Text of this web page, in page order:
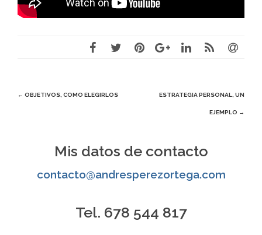
Navegación
← OBJETIVOS, COMO ELEGIRLOS ESTRATEGIA PERSONAL, UN
EJEMPLO →
Mis datos de contacto
contacto@andresperezortega.com
Tel. 678 544 817